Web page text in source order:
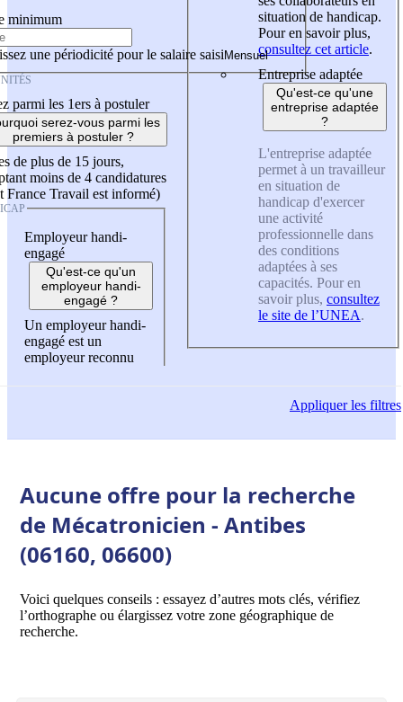
minimum
une périodicité pour le salaire saisi
parmi les 1ers à postuler
serez-vous parmi les
premiers à postuler ?
de plus de 15 jours,
moins de 4 candidatures
France Travail est informé)
Employeur handi-
engagé
Qu'est-ce qu'un
employeur handi-
engagé ?
Un employeur handi-
engagé est un
employeur reconnu
situation de handicap.
Pour en savoir plus,
consultez cet article.
Entreprise adaptée
Qu'est-ce qu'une
entreprise adaptée
?
L'entreprise adaptée
permet à un travailleur
en situation de
handicap d'exercer
une activité
professionnelle dans
des conditions
adaptées à ses
capacités. Pour en
savoir plus, consultez
le site de l’UNEA.
Appliquerles filtres
Aucune offre pour la recherche
de Mécatronicien - Antibes
(06160, 06600)
Voici quelques conseils : essayez d’autres mots clés, vérifiez
l’orthographe ou élargissez votre zone géographique de
recherche.